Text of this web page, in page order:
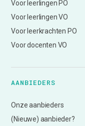
Voor leerlingen PO
Voor leerlingen VO
Voor leerkrachten PO
Voor docenten VO
AANBIEDERS
Onze aanbieders
(Nieuwe) aanbieder?